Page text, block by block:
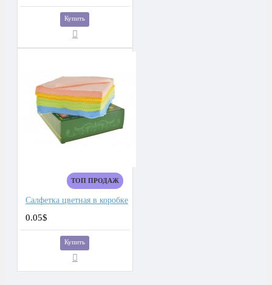
Купить
ТОП ПРОДАЖ
Салфетка цветная в коробке
0.05$
Купить